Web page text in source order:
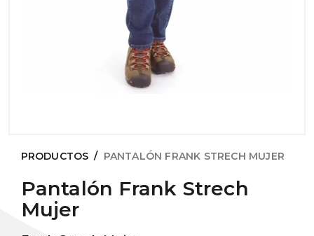
PRODUCTOS / PANTALÓN FRANK STRECH MUJER
Pantalón Frank Strech
Mujer